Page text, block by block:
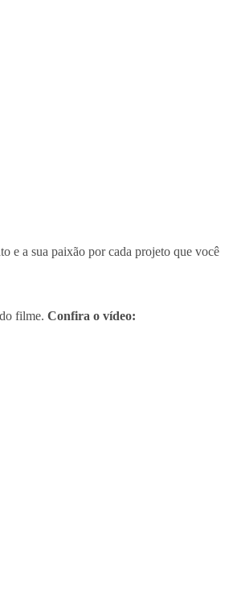
e a sua paixão por cada projeto que você
filme. Confira o vídeo: